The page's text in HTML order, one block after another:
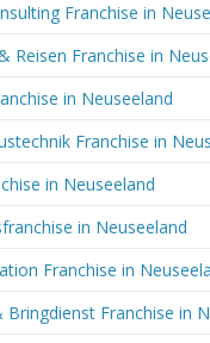
Franchise in
Reisen Franchise in
in Neuseeland
Franchise in
in Neuseeland
in Neuseeland
Franchise in
Franchise in